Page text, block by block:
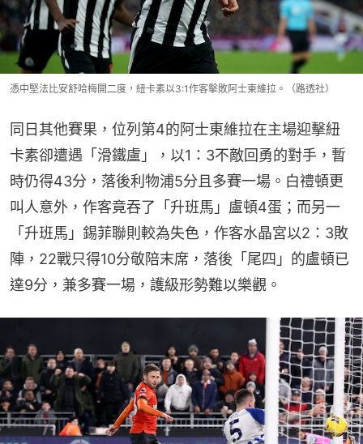
憑中堅法比安舒哈梅開二度，紐卡素以3:1作客擊敗阿士東維拉。（路透社）
同日其他賽果，位列第4的阿士東維拉在主場迎擊紐
卡素卻遭遇「滑鐵盧」，以1：3不敵回勇的對手，暫
時仍得43分，落後利物浦5分且多賽一場。白禮頓更
叫人意外，作客竟吞了「升班馬」盧頓4蛋；而另一
「升班馬」錫菲聯則較為失色，作客水晶宮以2：3敗
陣，22戰只得10分敬陪末席，落後「尾四」的盧頓已
達9分，兼多賽一場，護級形勢難以樂觀。